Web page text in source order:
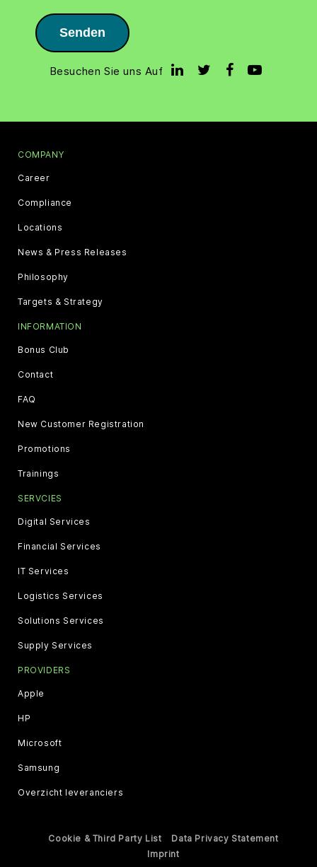
Senden
Besuchen Sie uns Auf
COMPANY
Career
Compliance
Locations
News & Press Releases
Philosophy
Targets & Strategy
INFORMATION
Bonus Club
Contact
FAQ
New Customer Registration
Promotions
Trainings
SERVCIES
Digital Services
Financial Services
IT Services
Logistics Services
Solutions Services
Supply Services
PROVIDERS
Apple
HP
Microsoft
Samsung
Overzicht leveranciers
Cookie & Third Party List
Data Privacy Statement
Imprint